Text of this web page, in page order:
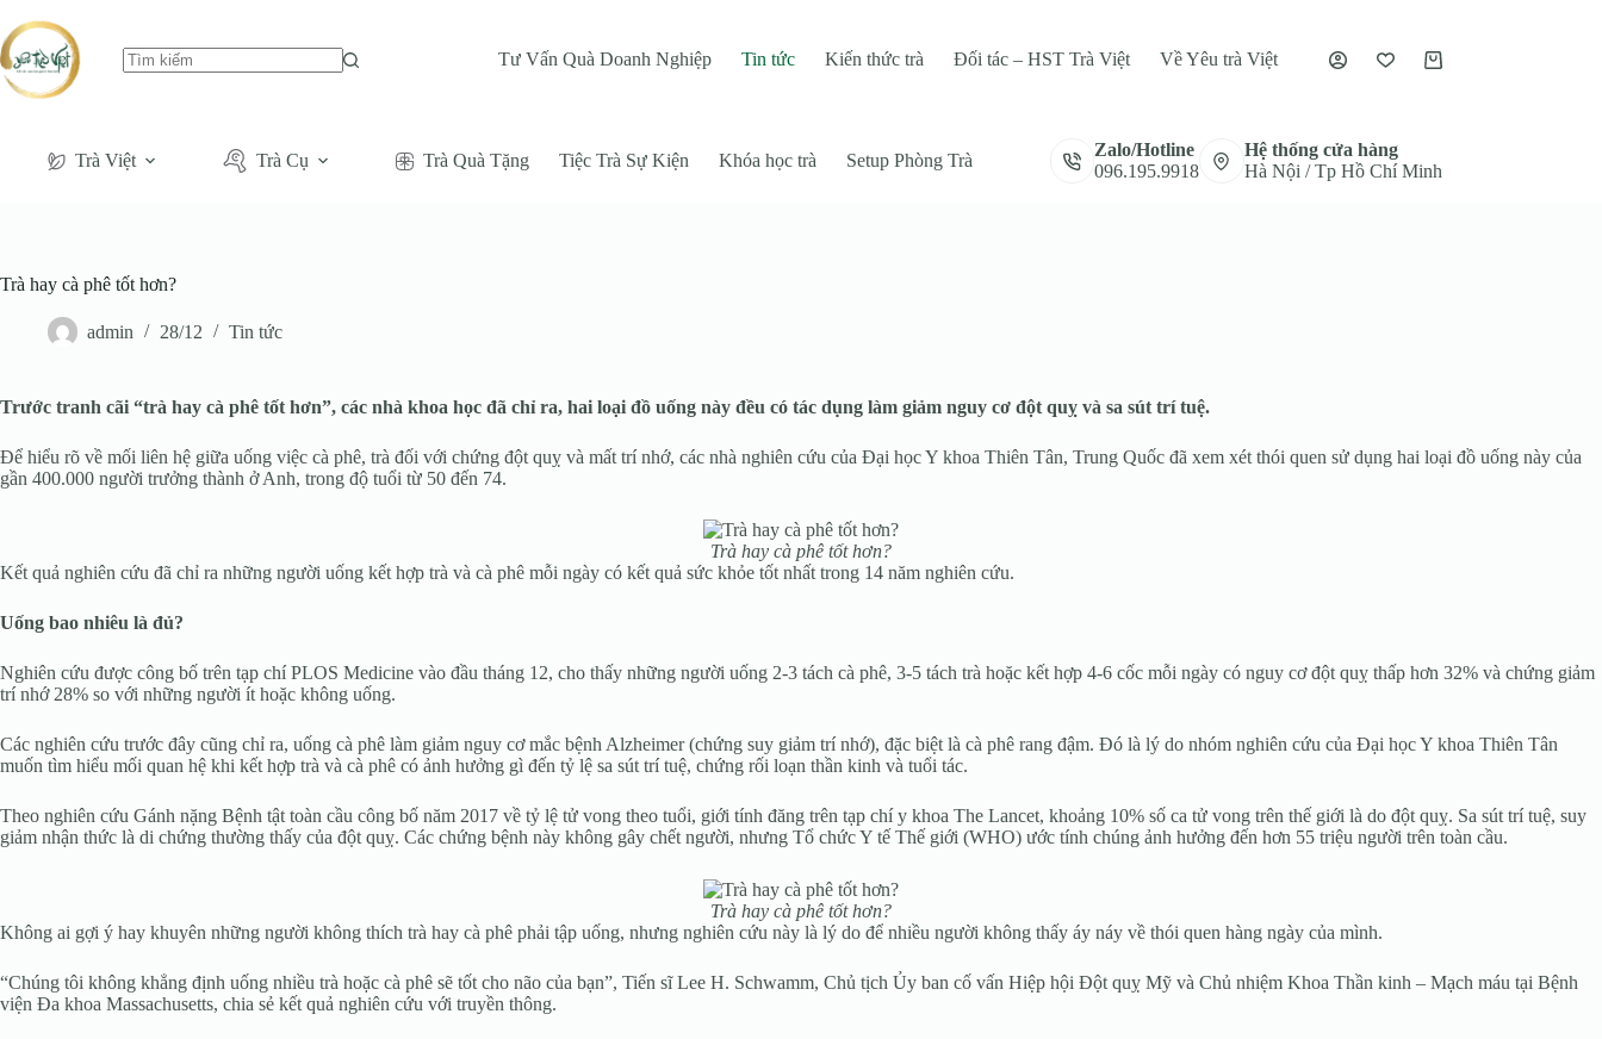
Tư Vấn Quà Doanh Nghiệp Tin tức Kiến thức trà Đối tác – HST Trà Việt Về Yêu trà Việt
Giỏ
Trà Việt Trà Cụ Trà Quà Tặng Tiệc Trà Sự Kiện Khóa học trà Setup Phòng Trà
Zalo/Hotline
096.195.9918
Hệ thống cửa hàng
Hà Nội / Tp Hồ Chí Minh
Trà hay cà phê tốt hơn?
admin 28/12 Tin tức
Trước tranh cãi “trà hay cà phê tốt hơn”, các nhà khoa học đã chỉ ra, hai loại đồ uống này đều có tác dụng làm giảm nguy cơ đột quỵ và sa sút trí tuệ.
Để hiểu rõ về mối liên hệ giữa uống việc cà phê, trà đối với chứng đột quỵ và mất trí nhớ, các nhà nghiên cứu của Đại học Y khoa Thiên Tân, Trung Quốc đã xem xét thói quen sử dụng hai loại đồ uống này của
gần 400.000 người trưởng thành ở Anh, trong độ tuổi từ 50 đến 74.
Trà hay cà phê tốt hơn?
Kết quả nghiên cứu đã chỉ ra những người uống kết hợp trà và cà phê mỗi ngày có kết quả sức khỏe tốt nhất trong 14 năm nghiên cứu.
Uống bao nhiêu là đủ?
Nghiên cứu được công bố trên tạp chí PLOS Medicine vào đầu tháng 12, cho thấy những người uống 2-3 tách cà phê, 3-5 tách trà hoặc kết hợp 4-6 cốc mỗi ngày có nguy cơ đột quỵ thấp hơn 32% và chứng giảm
trí nhớ 28% so với những người ít hoặc không uống.
Các nghiên cứu trước đây cũng chỉ ra, uống cà phê làm giảm nguy cơ mắc bệnh Alzheimer (chứng suy giảm trí nhớ), đặc biệt là cà phê rang đậm. Đó là lý do nhóm nghiên cứu của Đại học Y khoa Thiên Tân
muốn tìm hiểu mối quan hệ khi kết hợp trà và cà phê có ảnh hưởng gì đến tỷ lệ sa sút trí tuệ, chứng rối loạn thần kinh và tuổi tác.
Theo nghiên cứu Gánh nặng Bệnh tật toàn cầu công bố năm 2017 về tỷ lệ tử vong theo tuổi, giới tính đăng trên tạp chí y khoa The Lancet, khoảng 10% số ca tử vong trên thế giới là do đột quỵ. Sa sút trí tuệ, suy
giảm nhận thức là di chứng thường thấy của đột quỵ. Các chứng bệnh này không gây chết người, nhưng Tổ chức Y tế Thế giới (WHO) ước tính chúng ảnh hưởng đến hơn 55 triệu người trên toàn cầu.
Trà hay cà phê tốt hơn?
Không ai gợi ý hay khuyên những người không thích trà hay cà phê phải tập uống, nhưng nghiên cứu này là lý do để nhiều người không thấy áy náy về thói quen hàng ngày của mình.
“Chúng tôi không khẳng định uống nhiều trà hoặc cà phê sẽ tốt cho não của bạn”, Tiến sĩ Lee H. Schwamm, Chủ tịch Ủy ban cố vấn Hiệp hội Đột quỵ Mỹ và Chủ nhiệm Khoa Thần kinh – Mạch máu tại Bệnh
viện Đa khoa Massachusetts, chia sẻ kết quả nghiên cứu với truyền thông.